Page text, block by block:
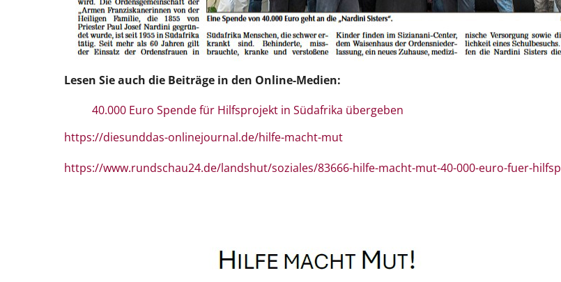
Lesen Sie auch die Beiträge in den Online-Medien:
40.000 Euro Spende für Hilfsprojekt in Südafrika übergeben
https://diesunddas-onlinejournal.de/hilfe-macht-mut
https://www.rundschau24.de/landshut/soziales/83666-hilfe-macht-mut-40-000-euro-fuer-